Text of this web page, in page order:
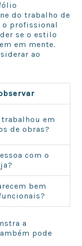
do trabalho de
profissional
se o estilo
em mente.
ao
em
de obras?
com o
bem
a
pode